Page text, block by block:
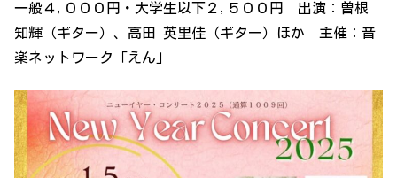
一般４,０００円・大学生以下２,５００円 出演：曽根
知輝（ギター）、高田 英里佳（ギター）ほか 主催：音
楽ネットワーク「えん」